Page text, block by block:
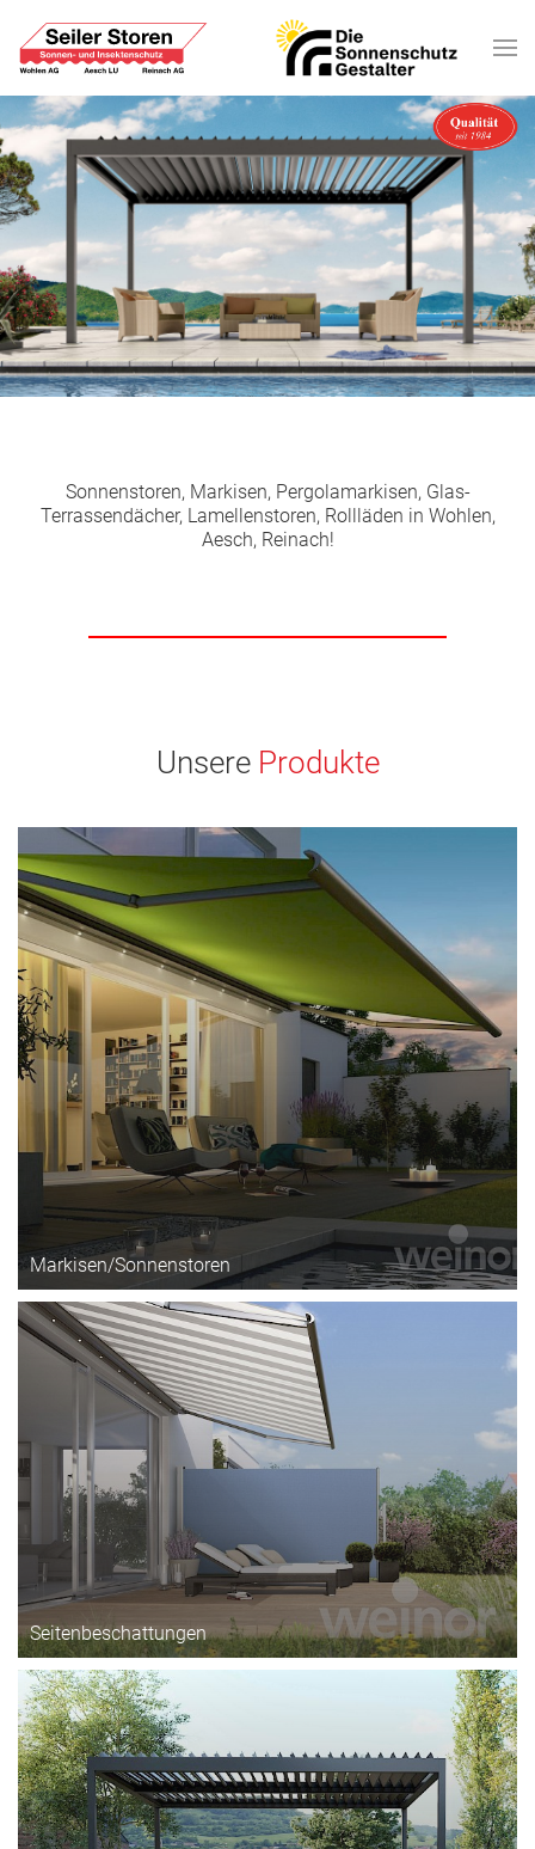
Sonnenstoren, Markisen, Pergolamarkisen, Glas-
Terrassendächer, Lamellenstoren, Rollläden in Wohlen,
Aesch, Reinach!
UnsereProdukte
Markisen/Sonnenstoren
Seitenbeschattungen